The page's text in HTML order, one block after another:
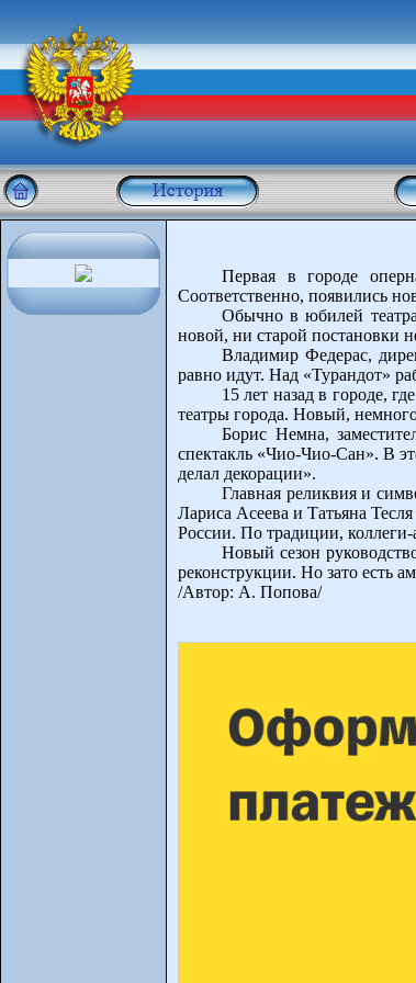
Первая в городе
Соответственно, появились
Обычно в юбилей
новой, ни старой постановки
Владимир Федерас,
равно идут. Над «Турандот»
15 лет назад в городе,
театры города. Новый,
Борис Немна,
спектакль «Чио-Чио-Сан». В
делал декорации».
Главная реликвия и
Лариса Асеева и Татьяна
России. По традиции,
Новый сезон
реконструкции. Но зато есть
/Автор: А. Попова/